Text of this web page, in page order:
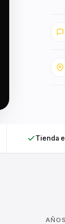
Tienda